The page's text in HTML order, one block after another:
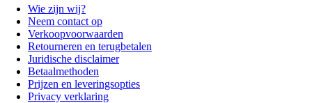
Wie zijn wij?
Neem contact op
Verkoopvoorwaarden
Retourneren en terugbetalen
Juridische disclaimer
Betaalmethoden
Prijzen en leveringsopties
Privacy verklaring